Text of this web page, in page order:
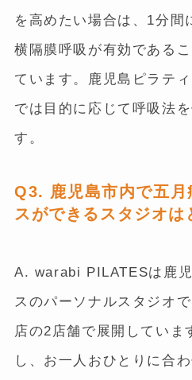
を高めたい場合は、1分間
横隔膜呼吸が有効である
ています。鹿児島ピラテ
では目的に応じて呼吸法
す。
Q3. 鹿児島市内で五月
スができるスタジオは
A. warabi PILATESは鹿
スのパーソナルスタジオ
店の2店舗で展開していま
し、お一人おひとりに合